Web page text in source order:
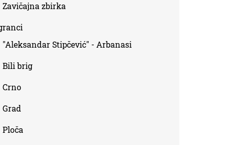
Zavičajna zbirka
"Aleksandar Stipčević" - Arbanasi
Bili brig
Crno
Grad
Ploča